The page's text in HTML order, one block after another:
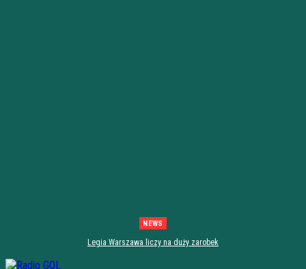
NEWS
Legia Warszawa liczy na duży zarobek